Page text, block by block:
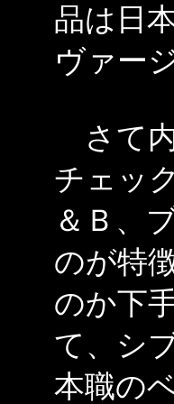
品は日
ヴァー
さて
チェッ
＆Ｂ、
のが特
のか下
て、シ
本職の